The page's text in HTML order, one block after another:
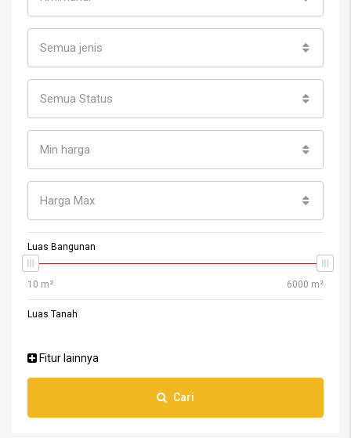
Semua jenis
Semua Status
Min harga
Harga Max
Luas Bangunan
Luas Tanah
Fitur lainnya
Cari